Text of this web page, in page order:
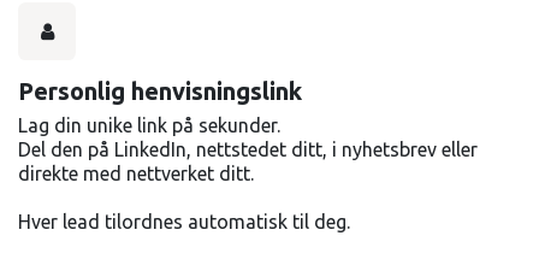
Personlig henvisningslink
Lag din unike link på sekunder.
Del den på LinkedIn, nettstedet ditt, i nyhetsbrev eller
direkte med nettverket ditt.
Hver lead tilordnes automatisk til deg.